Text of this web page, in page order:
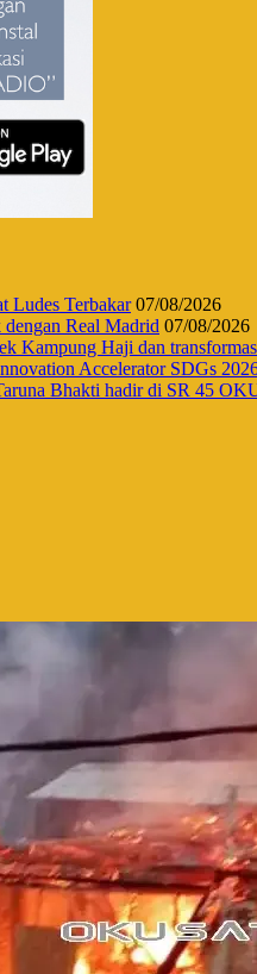
Ludes Terbakar 07/08/2026
Real Madrid 07/08/2026
Kampung Haji dan
Accelerator SDGs
Bhakti hadir di SR 45